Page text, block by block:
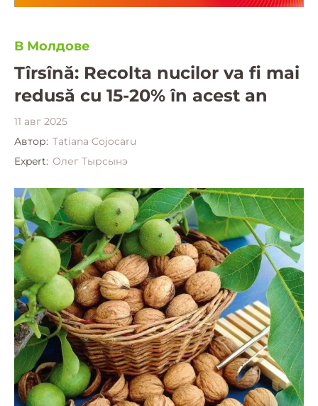
В Молдове
Tîrsînă: Recolta nucilor va fi mai
redusă cu 15-20% în acest an
11 авг 2025
Автор: Tatiana Cojocaru
Expert: Олег Тырсынэ